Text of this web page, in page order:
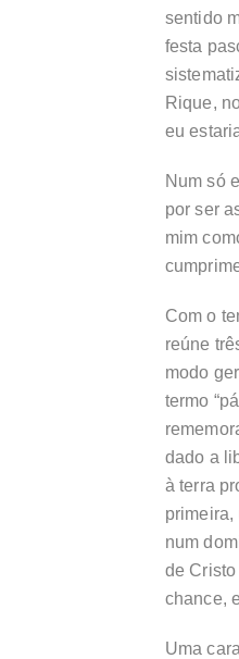
sentido
festa
Rique,
eu
Num só
por ser
mim
Com o
reúne
modo
termo
dado a
à terra
primeira,
num
de
chance,
Uma